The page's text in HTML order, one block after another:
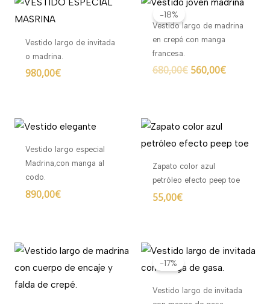
Vestido largo de invitada
o madrina.
980,00€
-18%
Vestido largo de madrina
en crepé con manga
francesa.
680,00€
original
era:
680,00€.
560,00€
actual
Vestido largo especial
Madrina,con manga al
codo.
890,00€
Zapato color azul
petróleo efecto peep toe
55,00€
-17%
Vestido largo de invitada
El
precio
original
710,00€.
El
es:
590,00€.